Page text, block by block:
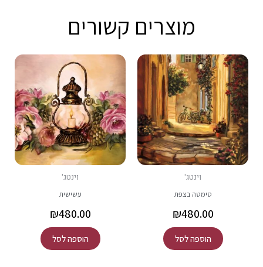
מוצרים קשורים
וינטג'
סימטה בצפת
₪480.00
הוספה לסל
וינטג'
עשישית
₪480.00
הוספה לסל